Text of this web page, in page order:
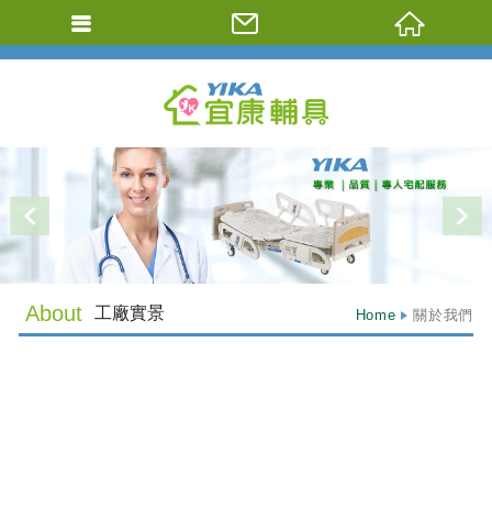
Previous
About 工廠實景 Home 關於我們